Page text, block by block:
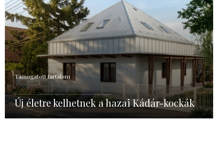
Támogatott tartalom
Új életre kelhetnek a hazai Kádár-kockák